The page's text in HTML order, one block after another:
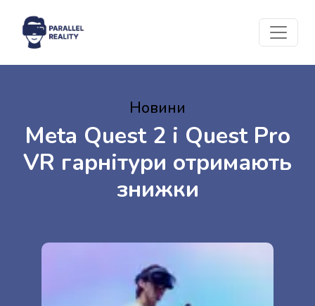
Новини
Meta Quest 2 і Quest Pro
VR гарнітури отримають
знижки